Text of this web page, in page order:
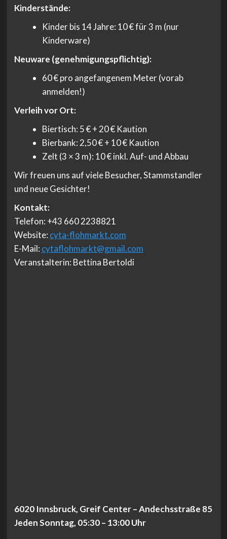
Kinderstände:
Kinder bis 14 Jahre: 10 € für 3 m (nur
Kinderware)
Neuware (genehmigungspflichtig):
60 € pro angefangenem Meter (vorab
anmelden!)
Verleih vor Ort:
Biertisch: 5 € + 20 € Kaution
Bierbank: 2,50 € + 10 € Kaution
Zelt (3 × 3 m): 10 € inkl. Auf- und Abbau
Wir freuen uns auf viele Besucher, Stammstandler
und neue Gesichter!
Kontakt:
Telefon: +43 660 2238821
Website: cyta-flohmarkt.com
E-Mail: cytaflohmarkt@gmail.com
Veranstalterin: Bettina Bertoldi
6020 Innsbruck, Greif Center – Andechsstraße 85
Jeden Sonntag, 05:30 – 13:00 Uhr